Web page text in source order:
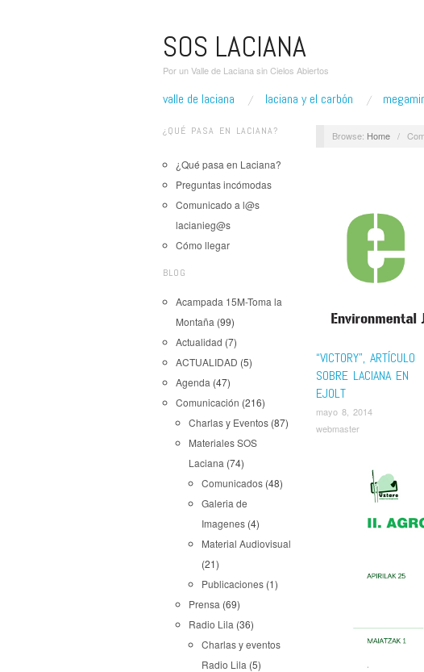
SOS LACIANA
Por un Valle de Laciana sin Cielos Abiertos
valle de laciana laciana y el carbón
¿QUÉ PASA EN LACIANA?
¿Qué pasa en Laciana?
Preguntas incómodas
Comunicado a l@s
lacianieg@s
Cómo llegar
BLOG
Acampada 15M-Toma la
Montaña (99)
Actualidad (7)
ACTUALIDAD (5)
Agenda (47)
Comunicación (216)
Charlas y Eventos (87)
Materiales SOS
Laciana (74)
Comunicados (48)
Galeria de
Imagenes (4)
Material Audiovisual
(21)
Publicaciones (1)
Prensa (69)
Radio Lila (36)
Charlas y eventos
Radio Lila (5)
Browse: Home /
“VICTORY”, ARTÍCULO
SOBRE LACIANA EN
EJOLT
mayo 8, 2014
webmaster